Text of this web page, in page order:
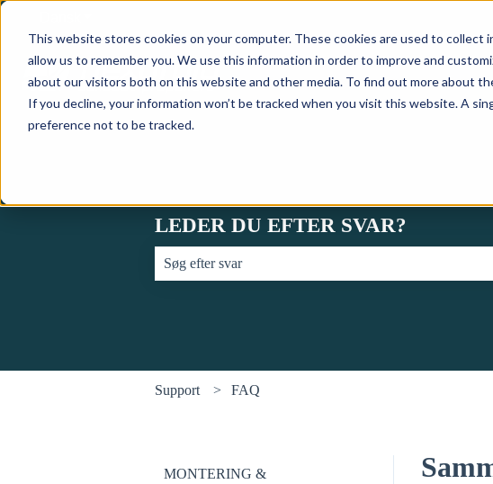
This website stores cookies on your computer. These cookies are used to
allow us to remember you. We use this information in order to improve and
about our visitors both on this website and other media. To find out more about
If you decline, your information won’t be tracked when you visit this website. A
preference not to be tracked.
LEDER DU EFTER SVAR?
Support FAQ
MONTERING &